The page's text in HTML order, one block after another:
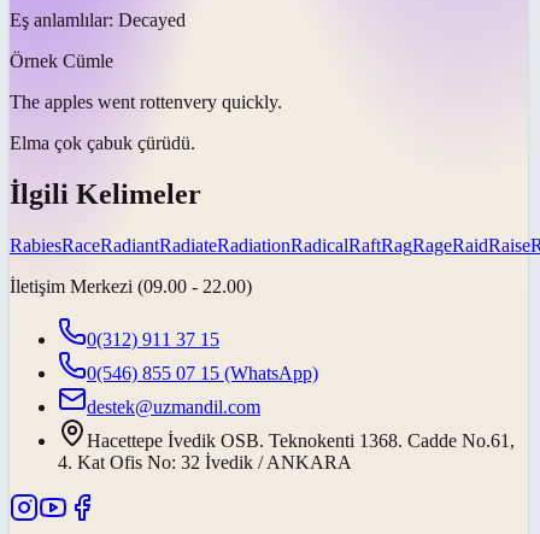
Eş anlamlılar: Decayed
Örnek Cümle
The apples went rottenvery quickly.
Elma çok çabuk çürüdü.
İlgili Kelimeler
RabiesRaceRadiantRadiateRadiationRadicalRaftRagRageRaidRaise
İletişim Merkezi (09.00 - 22.00)
0(312) 911 37 15
0(546) 855 07 15 (WhatsApp)
destek@uzmandil.com
Hacettepe İvedik OSB. Teknokenti 1368. Cadde No.61,
4. Kat Ofis No: 32 İvedik / ANKARA